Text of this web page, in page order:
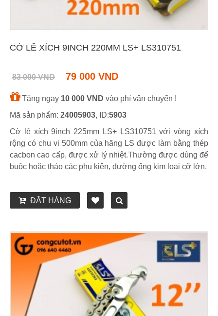
CỜ LÊ XÍCH 9INCH 220MM LS+ LS310751
83 000 VND 79 000 VND
Tặng ngay 10 000 VND vào phí vận chuyển !
Mã sản phẩm: 24005903, ID:5903
Cờ lê xích 9inch 225mm LS+ LS310751 với vòng xích
rộng có chu vi 500mm của hãng LS được làm bằng thép
cacbon cao cấp, được xử lý nhiệt.Thường được dùng để
buộc hoặc tháo các phụ kiện, đường ống kim loại cỡ lớn.
ĐẶT HÀNG